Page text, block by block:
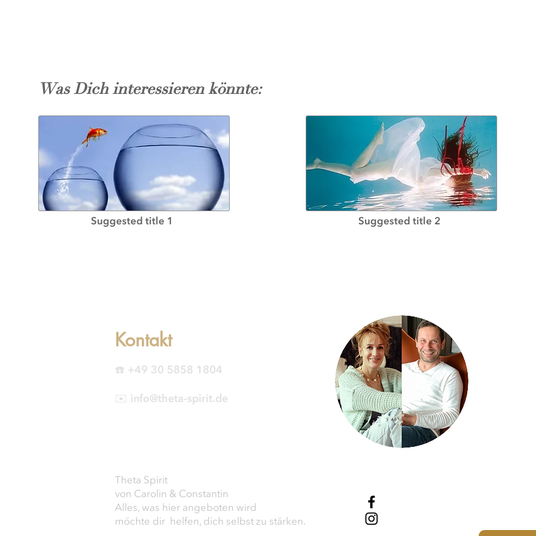
Was Dich interessieren könnte:
Suggested title 1 Suggested title 2
Kontakt
☎️ +49 30 5858 1804
✉️ info@theta-spirit.de
Theta Spirit
von Carolin & Constantin
Alles, was hier angeboten wird
möchte dir helfen, dich selbst zu stärken.